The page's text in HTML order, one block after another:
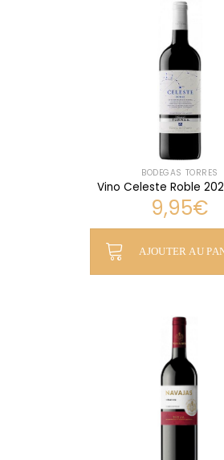
BODEGAS TORRES
Vino Celeste Roble
9,95€
AJOUTER AU